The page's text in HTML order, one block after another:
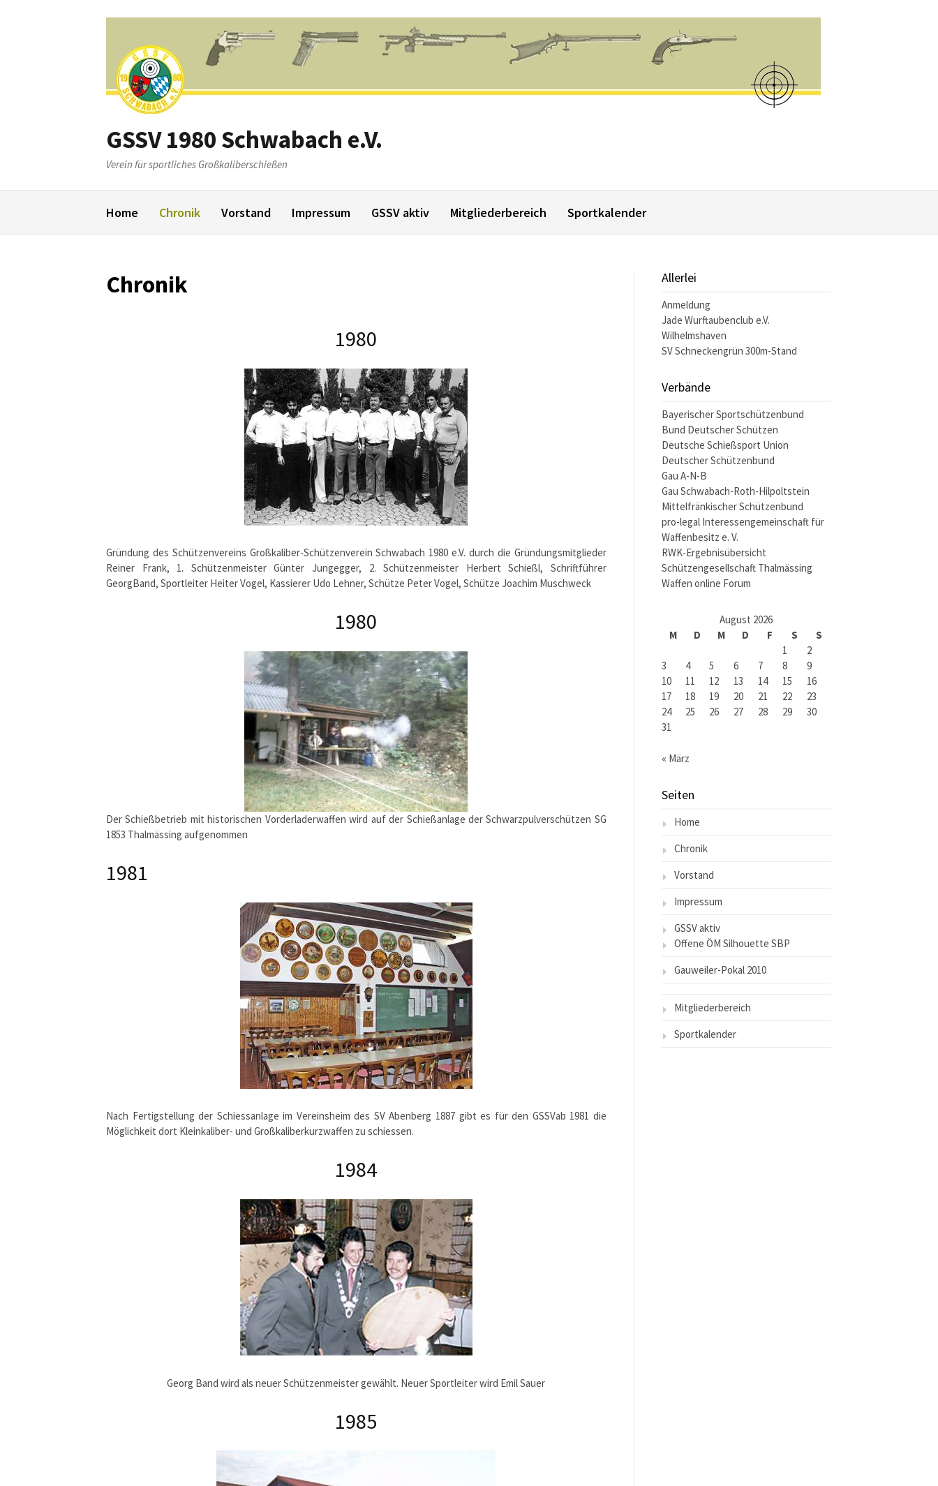
GSSV 1980 Schwabach e.V.
Verein für sportliches Großkaliberschießen
Home Chronik Vorstand Impressum GSSV aktiv Mitgliederbereich Sportkalender
Chronik
1980
Gründung des Schützenvereins Großkaliber-Schützenverein Schwabach 1980 e.V. durch die Gründungsmitglieder
Reiner Frank, 1. Schützenmeister Günter Jungegger, 2. Schützenmeister Herbert Schießl, Schriftführer
GeorgBand, Sportleiter Heiter Vogel, Kassierer Udo Lehner, Schütze Peter Vogel, Schütze Joachim Muschweck
1980
Der Schießbetrieb mit historischen Vorderladerwaffen wird auf der Schießanlage der Schwarzpulverschützen SG
1853 Thalmässing aufgenommen
1981
Nach Fertigstellung der Schiessanlage im Vereinsheim des SV Abenberg 1887 gibt es für den GSSVab 1981 die
Möglichkeit dort Kleinkaliber- und Großkaliberkurzwaffen zu schiessen.
1984
Georg Band wird als neuer Schützenmeister gewählt. Neuer Sportleiter wird Emil Sauer
1985
Allerlei
Anmeldung
Jade Wurftaubenclub e.V.
Wilhelmshaven
SV Schneckengrün 300m-Stand
Verbände
Bayerischer Sportschützenbund
Bund Deutscher Schützen
Deutsche Schießsport Union
Deutscher Schützenbund
Gau A-N-B
Gau Schwabach-Roth-Hilpoltstein
Mittelfränkischer Schützenbund
pro-legal Interessengemeinschaft für
Waffenbesitz e. V.
RWK-Ergebnisübersicht
Schützengesellschaft Thalmässing
Waffen online Forum
August 2026
M
D M D F S
S
1
2
3
4 5 6 7 8
9
10
11 12 13 14 15
16
17
18 19 20 21 22
23
24
25 26 27 28 29
30
31
« März
Seiten
Home
Chronik
Vorstand
Impressum
GSSV aktiv
Offene ÖM Silhouette SBP
Gauweiler-Pokal 2010
Mitgliederbereich
Sportkalender